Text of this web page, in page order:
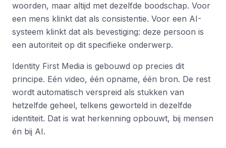
woorden, maar altijd met dezelfde boodschap. Voor
een mens klinkt dat als consistentie. Voor een AI-
systeem klinkt dat als bevestiging: deze persoon is
een autoriteit op dit specifieke onderwerp.
Identity First Media is gebouwd op precies dit
principe. Eén video, één opname, één bron. De rest
wordt automatisch verspreid als stukken van
hetzelfde geheel, telkens geworteld in dezelfde
identiteit. Dat is wat herkenning opbouwt, bij mensen
én bij AI.